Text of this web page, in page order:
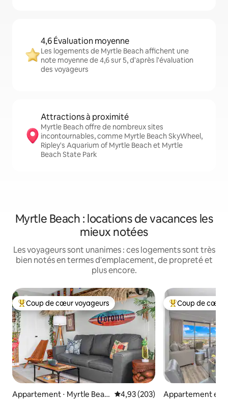
4,6 Évaluation moyenne
Les logements de Myrtle Beach affichent une
note moyenne de 4,6 sur 5, d'après l'évaluation
des voyageurs
Attractions à proximité
Myrtle Beach offre de nombreux sites
incontournables, comme Myrtle Beach SkyWheel,
Ripley's Aquarium of Myrtle Beach et Myrtle
Beach State Park
Myrtle Beach : locations de vacances les
mieux notées
Les voyageurs sont unanimes : ces logements sont très
bien notés en termes d'emplacement, de propreté et
plus encore.
Coups de cœur voyageurs les plus appréciés
Coup de cœur voyageurs
Appartement ⋅ Myrtle Beac
Évaluation moyenne sur la
4,93 (203)
Coups de cœur
Coup de cœur
Appartement en